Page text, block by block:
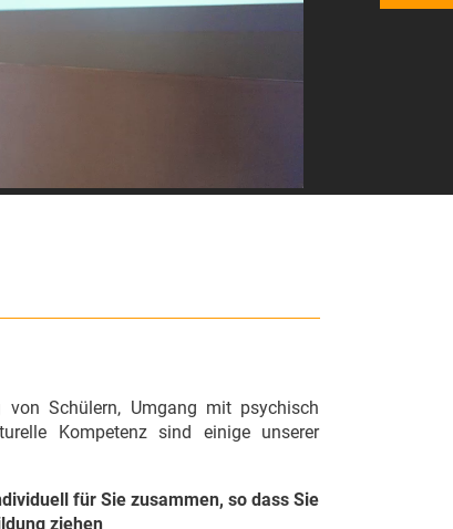
von Schülern, Umgang mit psychisch
Kompetenz sind einige unserer
für Sie zusammen, so dass Sie
ziehen